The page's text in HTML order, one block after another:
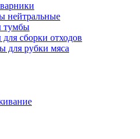
нейтральные
тумбы
сборки отходов
для рубки мяса